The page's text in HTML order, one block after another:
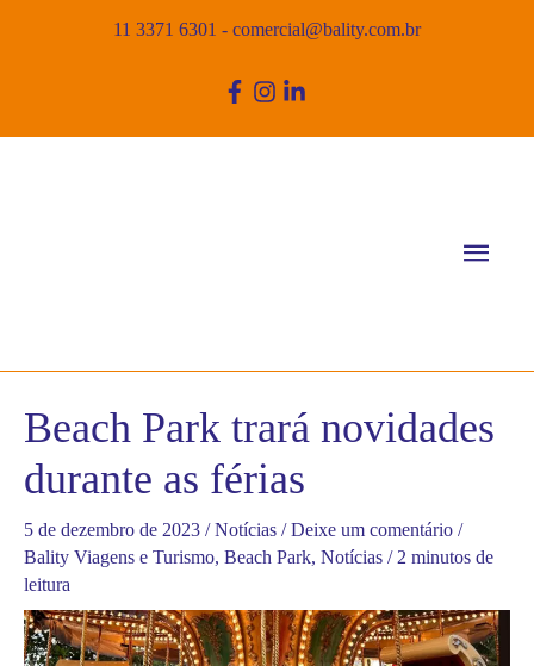
11 3371 6301 - comercial@bality.com.br
Beach Park trará novidades
durante as férias
5 de dezembro de 2023 /Notícias /Deixe um comentário /
Bality Viagens e Turismo, Beach Park, Notícias / 2 minutos de
leitura